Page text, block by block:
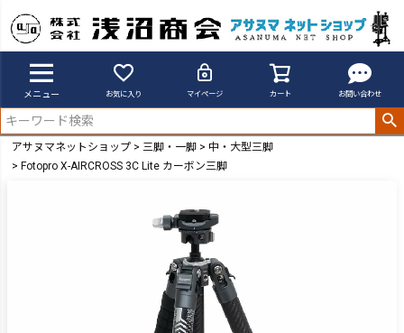
メニュー お気に入り マイページ カート お問い合わせ
アサヌマネットショップ 三脚・一脚
中・大型三脚
Fotopro X-AIRCROSS 3C Lite カーボン三脚